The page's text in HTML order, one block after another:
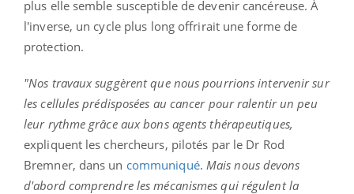
plus elle semble susceptible de devenir cancéreuse. À
l'inverse, un cycle plus long offrirait une forme de
protection.
"Nos travaux suggèrent que nous pourrions intervenir sur
les cellules prédisposées au cancer pour ralentir un peu
leur rythme grâce aux bons agents thérapeutiques,
expliquent les chercheurs, pilotés par le Dr Rod
Bremner, dans un communiqué. Mais nous devons
d'abord comprendre les mécanismes qui régulent la